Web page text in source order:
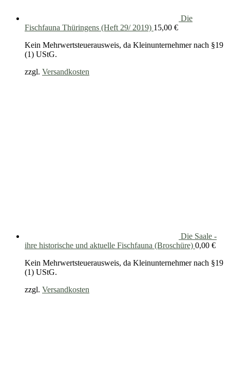
Die
Fischfauna Thüringens (Heft 29/ 2019) 15,00 €
Kein Mehrwertsteuerausweis, da Kleinunternehmer nach §19
(1) UStG.
zzgl. Versandkosten
Die Saale -
ihre historische und aktuelle Fischfauna (Broschüre) 0,00 €
Kein Mehrwertsteuerausweis, da Kleinunternehmer nach §19
(1) UStG.
zzgl. Versandkosten